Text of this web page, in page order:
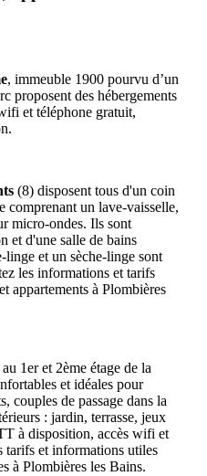
, immeuble 1900 pourvu d’un
proposent des hébergements
et téléphone gratuit,
(8) disposent tous d'un coin
comprenant un lave-vaisselle,
micro-ondes. Ils sont
et d'une salle de bains
et un sèche-linge sont
les informations et tarifs
appartements à Plombières
1er et 2ème étage de la
et idéales pour
couples de passage dans la
: jardin, terrasse, jeux
à disposition, accès wifi et
tarifs et informations utiles
à Plombières les Bains.